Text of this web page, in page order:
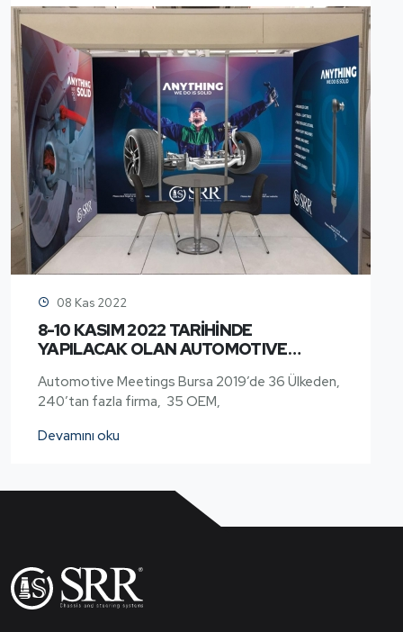
08 Kas 2022
8-10 KASIM 2022 TARİHİNDE
YAPILACAK OLAN AUTOMOTIVE
Automotive Meetings Bursa 2019’de 36 Ülkeden,
240’tan fazla firma, 35 OEM,
Devamını oku